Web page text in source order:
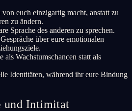
von euch einzigartig macht, anstatt zu
zu ändern.
Sprache des anderen zu sprechen.
über eure emotionalen
als Wachstumschancen statt als
Identitäten, während ihr eure Bindung
und Intimitat